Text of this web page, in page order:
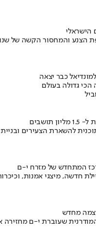
הישראלי
כבר יצאה
גדולה בעולם
להשארת הצעירים
המתחדש של מזרח י-ם
מחדש
שעוברת י-ם מחזירה